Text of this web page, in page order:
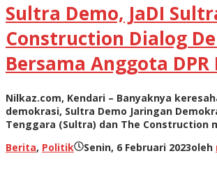
Sultra Demo, JaDI
Construction Dialog
Bersama Anggota DPR
Nilkaz.com, Kendari – Banyaknya
demokrasi, Sultra Demo Jaringan
Tenggara (Sultra) dan The Construction
Berita, Politik Senin, 6 Februari 2023oleh